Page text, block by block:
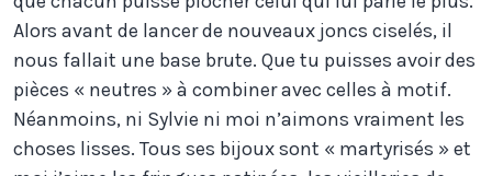
Alors avant de lancer de nouveaux joncs ciselés, il
nous fallait une base brute. Que tu puisses avoir des
pièces « neutres » à combiner avec celles à motif.
Néanmoins, ni Sylvie ni moi n’aimons vraiment les
choses lisses. Tous ses bijoux sont « martyrisés » et